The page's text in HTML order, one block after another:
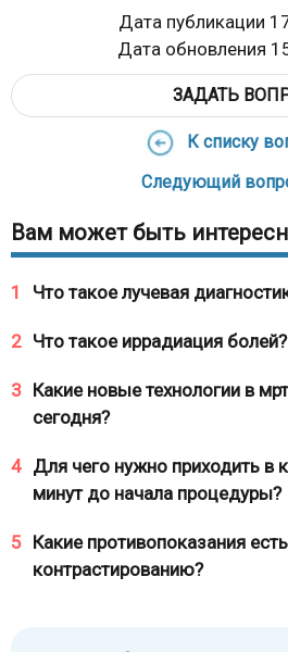
Дата публикации
Дата обновления
ЗАДАТЬ
К списку
Следующий
Вам может быть
1 Что такое лучевая
2 Что такое иррадиация болей?
3 Какие новые технологии в
сегодня?
4 Для чего нужно приходить в
минут до начала процедуры?
5 Какие противопоказания
контрастированию?